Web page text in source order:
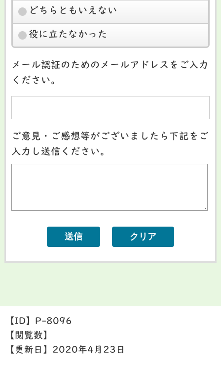
どちらともいえない
役に立たなかった
メール認証のためのメールアドレスをご入力
ください。
ご意見・ご感想等がございましたら下記をご
入力し送信ください。
【ID】 P-8096
【閲覧数】
【更新日】 2020年4月23日